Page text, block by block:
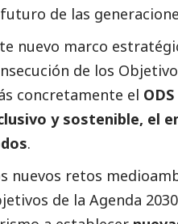
de las
nuevo marco
de los
concretamente el
y sostenible, el
.
nuevos retos
de la Agenda